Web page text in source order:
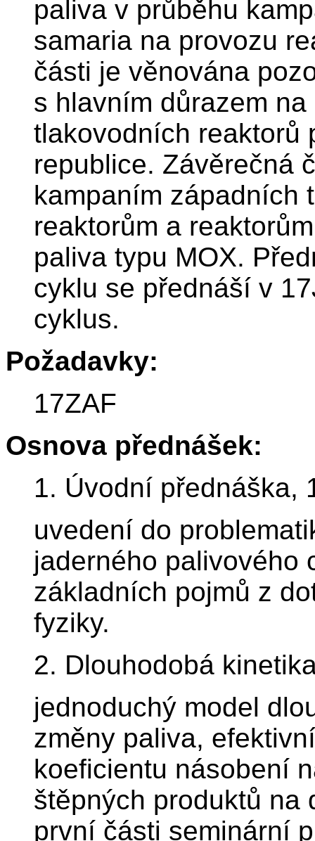
paliva v průběhu
samaria na provozu
části je věnována
s hlavním důrazem
tlakovodních reaktorů
republice. Závěrečná
kampaním západních
reaktorům a
paliva typu MOX.
cyklu se přednáší v
cyklus.
Požadavky:
17ZAF
Osnova přednášek:
1. Úvodní přednáška,
uvedení do
jaderného palivového
základních pojmů z
fyziky.
2. Dlouhodobá
jednoduchý model
změny paliva,
koeficientu násobení
štěpných produktů na
první části seminární